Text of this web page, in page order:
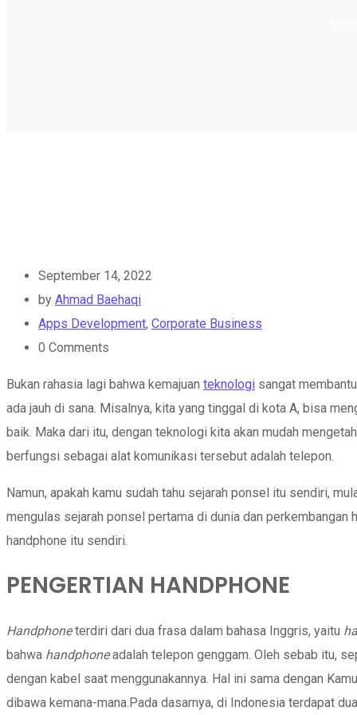
September 14, 2022
by Ahmad Baehaqi
Apps Development, Corporate Business
0 Comments
Bukan rahasia lagi bahwa kemajuan teknologi sangat
ada jauh di sana. Misalnya, kita yang tinggal di kota A, bisa
baik. Maka dari itu, dengan teknologi kita akan mudah
berfungsi sebagai alat komunikasi tersebut adalah telepon.
Namun, apakah kamu sudah tahu sejarah ponsel itu sendiri,
mengulas sejarah ponsel pertama di dunia dan
handphone itu sendiri.
PENGERTIAN HANDPHONE
Handphoneterdiri dari dua frasa dalam bahasa Inggris, yaitu
bahwa handphoneadalah telepon genggam. Oleh sebab itu,
dengan kabel saat menggunakannya. Hal ini sama dengan
dibawa kemana-mana.Pada dasarnya, di Indonesia terdapat